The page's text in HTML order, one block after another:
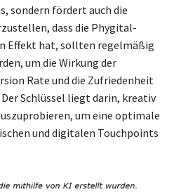
sondern fördert auch die
dass die Phygital-
Effekt hat, sollten regelmäßig
um die Wirkung der
Rate und die Zufriedenheit
Schlüssel liegt darin, kreativ
um eine optimale
und digitalen Touchpoints